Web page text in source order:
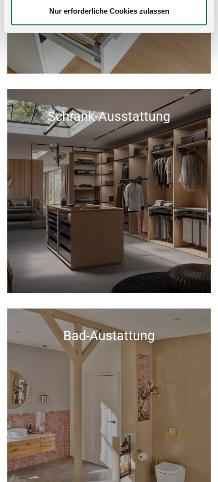
Nur erforderliche Cookies zulassen
Schrank-Ausstattung
Bad-Austattung